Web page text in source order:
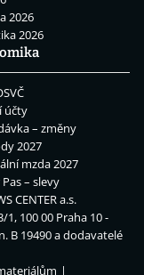
2026
2026
účty
– změny
2027
mzda 2027
– slevy
CENTER a.s.
100 00 Praha 10 -
B 19490 a dodavatelé